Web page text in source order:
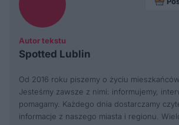
Autor tekstu
Spotted Lublin
Od 2016 roku piszemy o życiu
Jesteśmy zawsze z nimi: informujemy,
pomagamy. Każdego dnia dostarczamy
informacje z naszego miasta i regionu.